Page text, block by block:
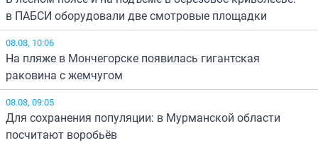
в ПАБСИ оборудовали две смотровые площадки
08.08, 10:06
На пляже в Мончегорске появилась гигантская
раковина с жемчугом
08.08, 09:05
Для сохранения популяции: в Мурманской области
посчитают воробьёв